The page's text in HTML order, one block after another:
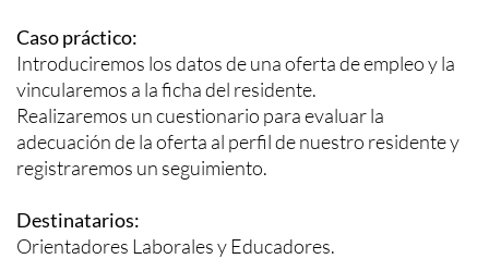
Caso práctico:
Introduciremos los datos de una oferta de empleo y la
vincularemos a la ficha del residente.
Realizaremos un cuestionario para evaluar la
adecuación de la oferta al perfil de nuestro residente y
registraremos un seguimiento.
Destinatarios:
Orientadores Laborales y Educadores.